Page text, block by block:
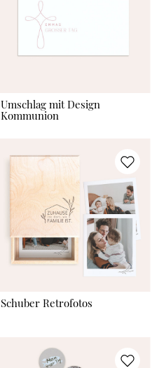
Umschlag mit Design
Kommunion
Schuber Retrofotos